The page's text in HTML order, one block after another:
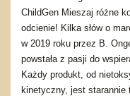
ChildGen Mieszaj różne
odcienie! Kilka słów o
w 2019 roku przez B.
powstała z pasji do
Każdy produkt, od
kinetyczny, jest starannie